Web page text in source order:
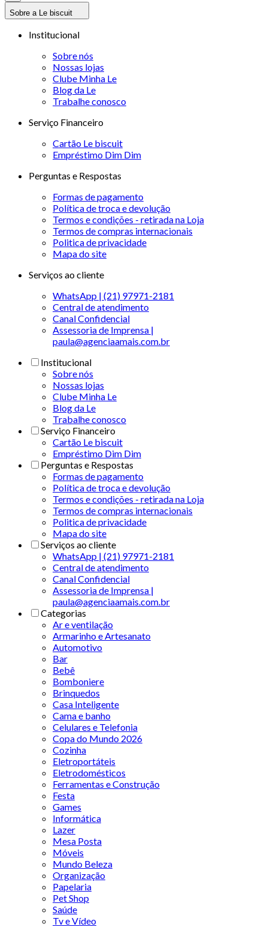
Sobre a Le biscuit
Institucional
Sobre nós
Nossas lojas
Clube Minha Le
Blog da Le
Trabalhe conosco
Serviço Financeiro
Cartão Le biscuit
Empréstimo Dim Dim
Perguntas e Respostas
Formas de pagamento
Política de troca e devolução
Termos e condições - retirada na Loja
Termos de compras internacionais
Politica de privacidade
Mapa do site
Serviços ao cliente
WhatsApp | (21) 97971-2181
Central de atendimento
Canal Confidencial
Assessoria de Imprensa |
paula@agenciaamais.com.br
Institucional
Sobre nós
Nossas lojas
Clube Minha Le
Blog da Le
Trabalhe conosco
Serviço Financeiro
Cartão Le biscuit
Empréstimo Dim Dim
Perguntas e Respostas
Formas de pagamento
Política de troca e devolução
Termos e condições - retirada na Loja
Termos de compras internacionais
Politica de privacidade
Mapa do site
Serviços ao cliente
WhatsApp | (21) 97971-2181
Central de atendimento
Canal Confidencial
Assessoria de Imprensa |
paula@agenciaamais.com.br
Categorias
Ar e ventilação
Armarinho e Artesanato
Automotivo
Bar
Bebê
Bomboniere
Brinquedos
Casa Inteligente
Cama e banho
Celulares e Telefonia
Copa do Mundo 2026
Cozinha
Eletroportáteis
Eletrodomésticos
Ferramentas e Construção
Festa
Games
Informática
Lazer
Mesa Posta
Móveis
Mundo Beleza
Organização
Papelaria
Pet Shop
Saúde
Tv e Vídeo